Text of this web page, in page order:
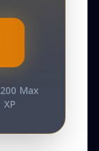
200 Max
XP